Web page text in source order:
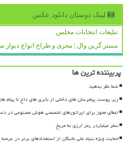
لینک دوستان دانلود عكس
تبلیغات انتخابات مجلس
مستر گرین وال | مجری و طراح انواع دیوار
پربیننده ترین ها
شما نظر بدهید
زیر پوست پیامرسان های داخلی از باتری های داغ تا پیام
اعطای مجوز برای اپراتورهای تخصصی هوش مصنوعی در
سفر میلیاردر رمز ارزی به مریخ
حمایت ویژه بنیاد ملی نخبگان از استعدادهای برتر در